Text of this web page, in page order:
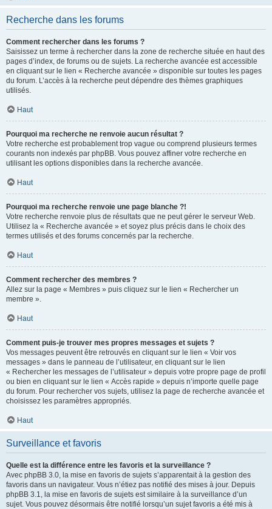
Recherche dans les forums
Comment rechercher dans les forums ?
Saisissez un terme à rechercher dans la zone de recherche située en haut des
pages d’index, de forums ou de sujets. La recherche avancée est accessible
en cliquant sur le lien « Recherche avancée » disponible sur toutes les pages
du forum. L’accès à la recherche peut dépendre des thèmes graphiques
utilisés.
Haut
Pourquoi ma recherche ne renvoie aucun résultat ?
Votre recherche est probablement trop vague ou comprend plusieurs termes
courants non indexés par phpBB. Vous pouvez affiner votre recherche en
utilisant les options disponibles dans la recherche avancée.
Haut
Pourquoi ma recherche renvoie une page blanche ?!
Votre recherche renvoie plus de résultats que ne peut gérer le serveur Web.
Utilisez la « Recherche avancée » et soyez plus précis dans le choix des
termes utilisés et des forums concernés par la recherche.
Haut
Comment rechercher des membres ?
Allez sur la page « Membres » puis cliquez sur le lien « Rechercher un
membre ».
Haut
Comment puis-je trouver mes propres messages et sujets ?
Vos messages peuvent être retrouvés en cliquant sur le lien « Voir vos
messages » dans le panneau de l’utilisateur, en cliquant sur le lien
« Rechercher les messages de l’utilisateur » depuis votre propre page de profil
ou bien en cliquant sur le lien « Accès rapide » depuis n’importe quelle page
du forum. Pour rechercher vos sujets, utilisez la page de recherche avancée et
choisissez les paramètres appropriés.
Haut
Surveillance et favoris
Quelle est la différence entre les favoris et la surveillance ?
Avec phpBB 3.0, la mise en favoris de sujets s’apparentait à la gestion des
favoris dans un navigateur. Vous n’étiez pas notifié des mises à jour. Depuis
phpBB 3.1, la mise en favoris de sujets est similaire à la surveillance d’un
sujet. Vous pouvez désormais être notifié lorsqu’un sujet favoris a été mis à